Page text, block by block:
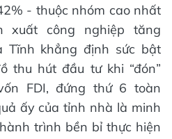
- thuộc nhóm cao nhất
xuất công nghiệp tăng
Tĩnh khẳng định sức bật
thu hút đầu tư khi “đón”
FDI, đứng thứ 6 toàn
ấy của tỉnh nhà là minh
trình bền bỉ thực hiện